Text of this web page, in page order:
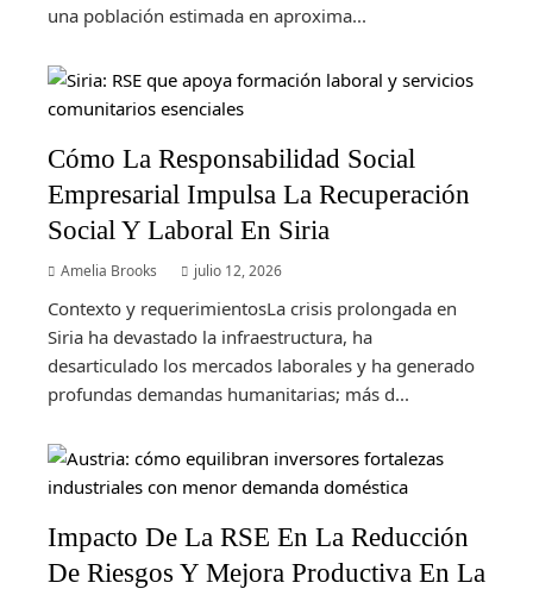
una población estimada en aproxima...
Cómo La Responsabilidad Social
Empresarial Impulsa La Recuperación
Social Y Laboral En Siria
Amelia Brooks julio 12, 2026
Contexto y requerimientosLa crisis prolongada en
Siria ha devastado la infraestructura, ha
desarticulado los mercados laborales y ha generado
profundas demandas humanitarias; más d...
Impacto De La RSE En La Reducción
De Riesgos Y Mejora Productiva En La